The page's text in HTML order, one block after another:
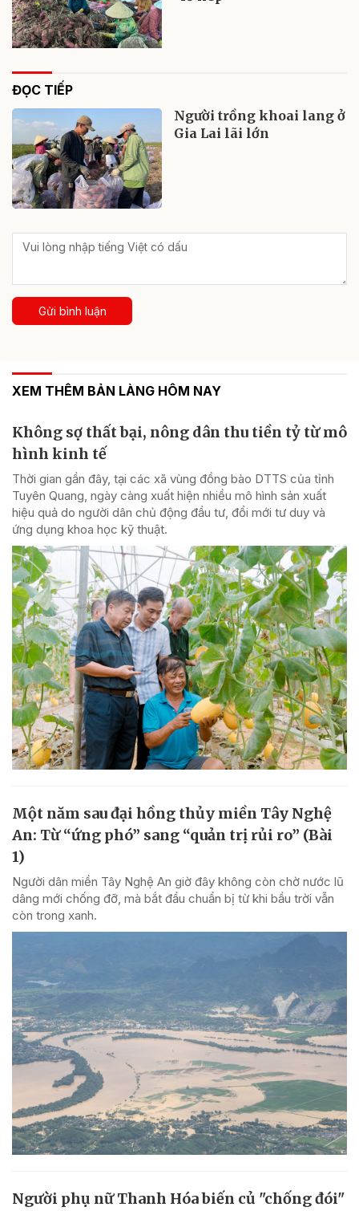
ĐỌC TIẾP
Người trồng khoai lang ở
Gia Lai lãi lớn
Gửi bình luận
XEM THÊM BẢN LÀNG HÔM NAY
Không sợ thất bại, nông dân thu tiền tỷ từ mô
hình kinh tế
Thời gian gần đây, tại các xã vùng đồng bào DTTS của tỉnh
Tuyên Quang, ngày càng xuất hiện nhiều mô hình sản xuất
hiệu quả do người dân chủ động đầu tư, đổi mới tư duy và
ứng dụng khoa học kỹ thuật.
Một năm sau đại hồng thủy miền Tây Nghệ
An: Từ “ứng phó” sang “quản trị rủi ro” (Bài
1)
Người dân miền Tây Nghệ An giờ đây không còn chờ nước lũ
dâng mới chống đỡ, mà bắt đầu chuẩn bị từ khi bầu trời vẫn
còn trong xanh.
Người phụ nữ Thanh Hóa biến củ "chống đói"